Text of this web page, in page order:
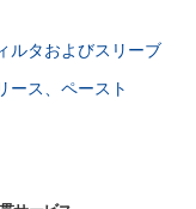
ルタおよびスリーブ
ース、ペースト